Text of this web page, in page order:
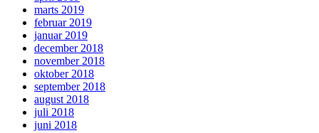
marts 2019
februar 2019
januar 2019
december 2018
november 2018
oktober 2018
september 2018
august 2018
juli 2018
juni 2018